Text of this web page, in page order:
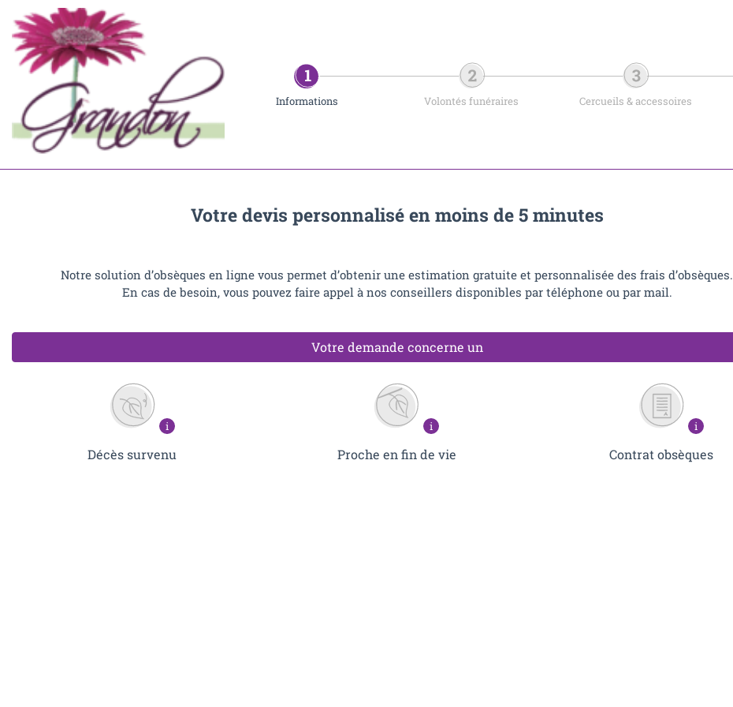
Informations Volontés funéraires Cercueils & accessoires
Votre devis personnalisé en moins de 5 minutes
Notre solution d’obsèques en ligne vous permet d’obtenir une estimation gratuite et personnalisée des frais d’obsèques.
En cas de besoin, vous pouvez faire appel à nos conseillers disponibles par téléphone ou par mail.
Votre demande concerne un
i
Décès survenu
i
Proche en fin de vie
i
Contrat obsèques